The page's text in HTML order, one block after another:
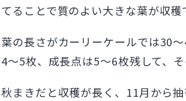
てることで質のよい大きな葉が収穫
葉の長さがカーリーケールでは30
4～5枚、成長点は5～6枚残して、
秋まきだと収穫が長く、11月から